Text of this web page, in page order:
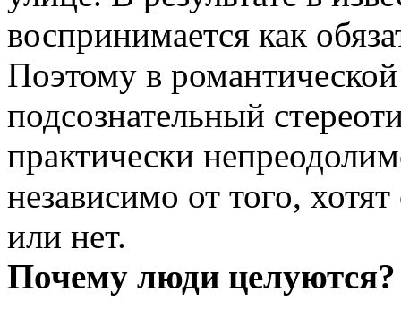
воспринимается как
Поэтому в
подсознательный
практически
независимо от того,
или нет.
Почему люди целуются?